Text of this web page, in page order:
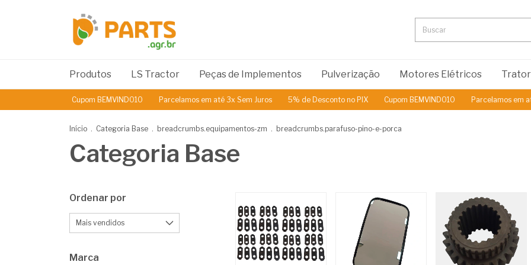
Produtos LS Tractor Peças de Implementos Pulverização Motores Elétricos
Cupom BEMVINDO10 Parcelamos em até 3x Sem Juros 5% de Desconto no PIX Cupom BEMVINDO10 Parcelamos em até 3x Sem
Início . Categoria Base . breadcrumbs.equipamentos-zm . breadcrumbs.parafuso-pino-e-porca
Categoria Base
Ordenar por
Marca